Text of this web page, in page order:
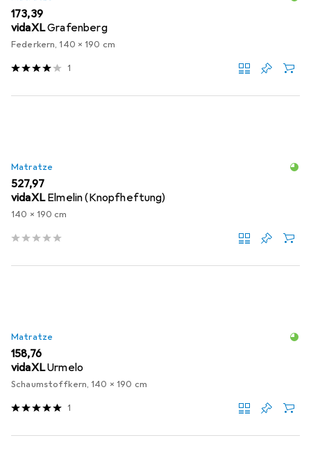
EUR
173,39
vidaXLGrafenberg
Federkern, 140 x 190 cm
1
Matratze
EUR
527,97
vidaXL Elmelin (Knopfheftung)
140 x 190 cm
Matratze
EUR
158,76
vidaXLUrmelo
Schaumstoffkern, 140 x 190 cm
1